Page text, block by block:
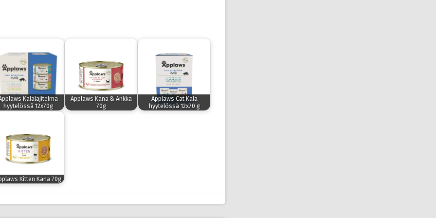
Kalalajitelma
hyytelössä 12x70g
Applaws Kana & Ankka
70g
Applaws Cat Kala
hyytelössä 12x70 g
Kitten Kana 70g